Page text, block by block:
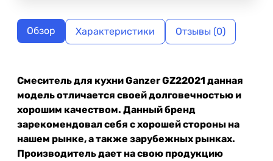
Обзор Характеристики Отзывы (0)
Смеситель для кухни Ganzer GZ22021 данная
модель отличается своей долговечностью и
хорошим качеством. Данный бренд
зарекомендовал себя с хорошей стороны на
нашем рынке, а также зарубежных рынках.
Производитель дает на свою продукцию